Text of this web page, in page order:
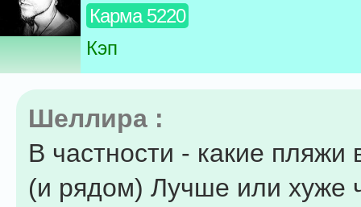
Карма 5220
Кэп
Шеллира :
В частности - какие пляжи
(и рядом) Лучше или хуже